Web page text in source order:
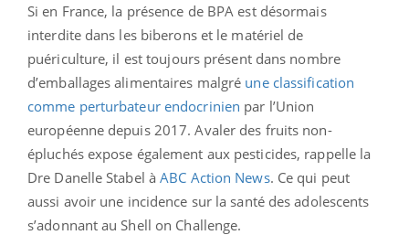
Si en France, la présence de BPA est désormais
interdite dans les biberons et le matériel de
puériculture, il est toujours présent dans nombre
d’emballages alimentaires malgré une classification
comme perturbateur endocrinien par l’Union
européenne depuis 2017. Avaler des fruits non-
épluchés expose également aux pesticides, rappelle la
Dre Danelle Stabel àABC Action News. Ce qui peut
aussi avoir une incidence sur la santé des adolescents
s’adonnant au Shell on Challenge.